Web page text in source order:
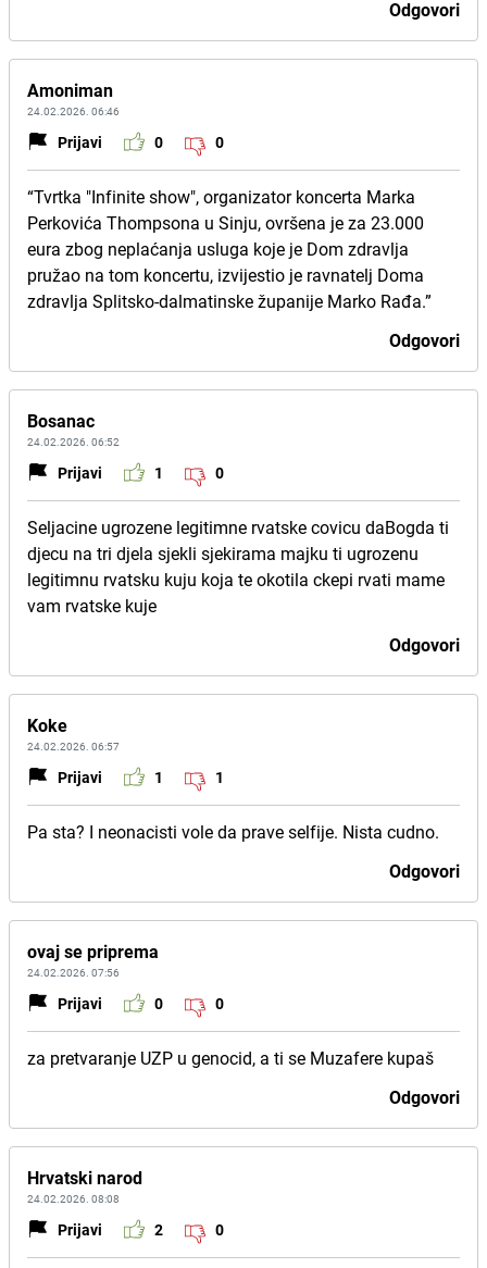
Odgovori
Amoniman
24.02.2026. 06:46
Prijavi 0 0
“Tvrtka "Infinite show", organizator koncerta Marka
Perkovića Thompsona u Sinju, ovršena je za 23.000
eura zbog neplaćanja usluga koje je Dom zdravlja
pružao na tom koncertu, izvijestio je ravnatelj Doma
zdravlja Splitsko-dalmatinske županije Marko Rađa.”
Odgovori
Bosanac
24.02.2026. 06:52
Prijavi 1 0
Seljacine ugrozene legitimne rvatske covicu daBogda ti
djecu na tri djela sjekli sjekirama majku ti ugrozenu
legitimnu rvatsku kuju koja te okotila ckepi rvati mame
vam rvatske kuje
Odgovori
Koke
24.02.2026. 06:57
Prijavi 1 1
Pa sta? I neonacisti vole da prave selfije. Nista cudno.
Odgovori
ovaj se priprema
24.02.2026. 07:56
Prijavi 0 0
za pretvaranje UZP u genocid, a ti se Muzafere kupaš
Odgovori
Hrvatski narod
24.02.2026. 08:08
Prijavi 2 0